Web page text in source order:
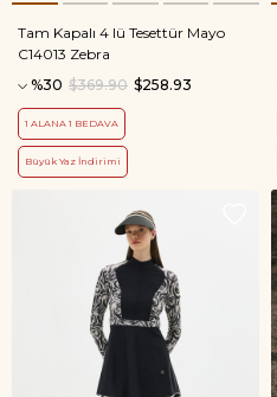
Tam Kapalı 4 lü Tesettür Mayo
C14013 Zebra
%30
$258.93
$369.90
1 ALANA 1 BEDAVA
Büyük Yaz İndirimi